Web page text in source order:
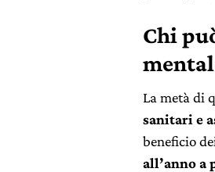
Chi
La metà di
sanitari e
beneficio
all’anno a